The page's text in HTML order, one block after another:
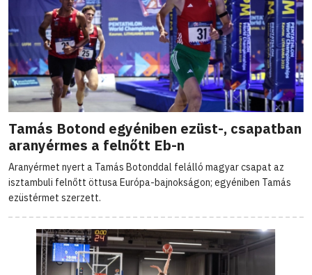
Tamás Botond egyéniben ezüst-, csapatban
aranyérmes a felnőtt Eb-n
Aranyérmet nyert a Tamás Botonddal felálló magyar csapat az
isztambuli felnőtt öttusa Európa-bajnokságon; egyéniben Tamás
ezüstérmet szerzett.